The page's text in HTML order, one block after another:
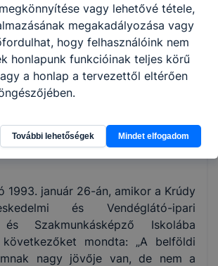
az ellenőrzések során. Az
beindítottuk a vendéglátó-
képzést is. Az 1990/91-es
palettánkat a kereskedelmi
illetve kereskedelmi integrált
az iskola a Csarnok és Piac
a másik gyakorlóhely az iskolában
1993. január 26-án, amikor a Krúdy
és Vendéglátó-ipari
Szakmunkásképző Iskolába
mondta: „A belföldi
nagy jövője van, de nem a
vagy lehetővé tétele,
megakadályozása vagy
hogy felhasználóink nem
honlapunk funkcióinak teljes körű
a honlap a tervezettől eltérően
További lehetőségek Mindet elfogadom